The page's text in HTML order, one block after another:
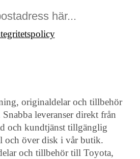
originaldelar och tillbehör
leveranser direkt från
och kundtjänst tillgänglig
och över disk i vår butik.
och tillbehör till Toyota,